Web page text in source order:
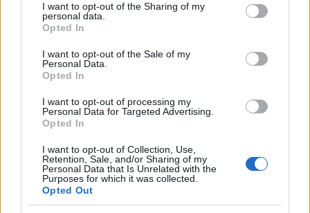
not limited to your visit or usage behaviour. You may click to
grant or deny consent to Google and its third-party tags to
use your data for below specified purposes in below Google
consent section.
I want to opt-out of the Sharing of my
personal data.
Opted In
I want to opt-out of the Sale of my
Personal Data.
Opted In
I want to opt-out of processing my
Personal Data for Targeted Advertising.
Opted In
I want to opt-out of Collection, Use,
Retention, Sale, and/or Sharing of my
Personal Data that Is Unrelated with the
Purposes for which it was collected.
Opted Out
Continua a leggere